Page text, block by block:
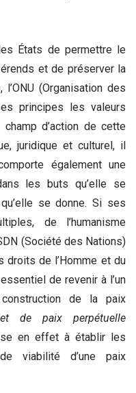
de permettre le
et de préserver la
(Organisation des
principes les valeurs
d’action de cette
juridique et culturel, il
également une
les buts qu’elle se
se donne. Si ses
de l’humanisme
(Société des Nations)
droits de l’Homme et du
de revenir à l’un
de la paix
de paix perpétuelle
en effet à établir les
viabilité d’une paix